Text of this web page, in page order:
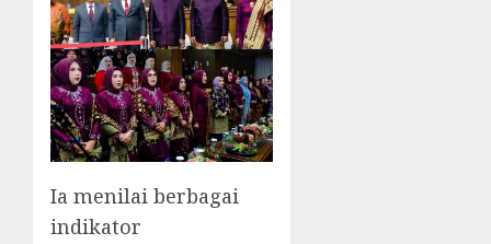
‎Ia menilai berbagai
indikator